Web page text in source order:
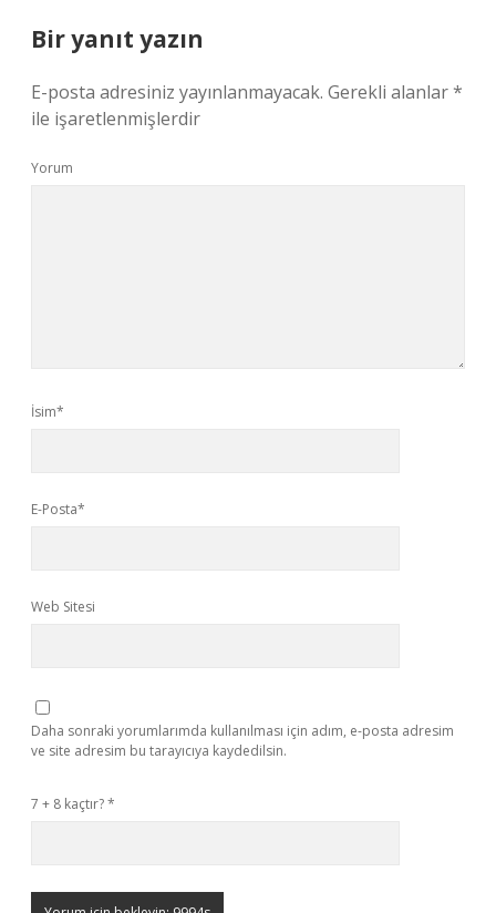
Bir yanıt yazın
E-posta adresiniz yayınlanmayacak. Gerekli alanlar*
ile işaretlenmişlerdir
Yorum
İsim*
E-Posta*
Web Sitesi
Daha sonraki yorumlarımda kullanılması için adım, e-posta adresim
ve site adresim bu tarayıcıya kaydedilsin.
7 + 8 kaçtır?*